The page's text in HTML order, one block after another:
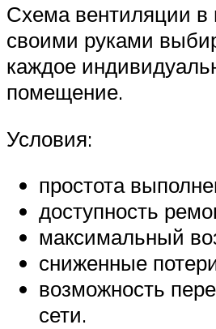
Схема вентиляции в
своими руками
каждое
помещение.
Условия:
простота
доступность
максимальный
сниженные
возможность
сети.